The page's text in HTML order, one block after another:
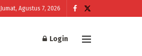
Jumat, Agustus 7, 2026
Login